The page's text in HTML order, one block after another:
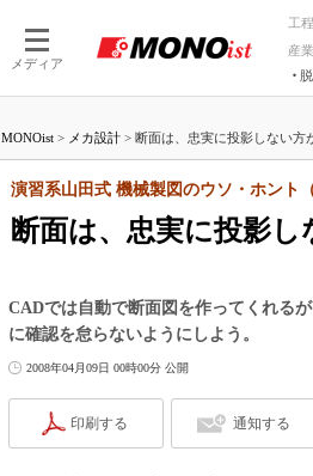
メディア
工
産
つながる工場
AI×設備
MONOist > メカ設計 > 断面は、忠実に投影しない方
断面は、忠実に投影
演習系山田式 機械製図のウソ・ホント
CADでは自動で断面図を作ってくれる
に確認を怠らないようにしよう。
2008年04月09日 00時00分 公開
印刷する 通知する